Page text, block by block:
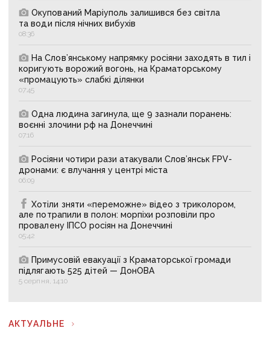
Окупований Маріуполь залишився без світла
та води після нічних вибухів
08:36
На Слов’янському напрямку росіяни заходять в тил і
коригують ворожий вогонь, на Краматорському
«промацують» слабкі ділянки
07:45
Одна людина загинула, ще 9 зазнали поранень:
воєнні злочини рф на Донеччині
07:16
Росіяни чотири рази атакували Слов’янськ FPV-
дронами: є влучання у центрі міста
06:09
Хотіли зняти «переможне» відео з триколором,
але потрапили в полон: морпіхи розповіли про
провалену ІПСО росіян на Донеччині
05:42
Примусовій евакуації з Краматорської громади
підлягають 525 дітей — ДонОВА
5 серпня, 14:10
АКТУАЛЬНЕ